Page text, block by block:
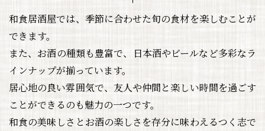
和食居酒屋では、季節に合わせた旬の食材を楽しむことが
できます。
また、お酒の種類も豊富で、日本酒やビールなど多彩なラ
インナップが揃っています。
居心地の良い雰囲気で、友人や仲間と楽しい時間を過ごす
ことができるのも魅力の一つです。
和食の美味しさとお酒の楽しさを存分に味わえるつく志で